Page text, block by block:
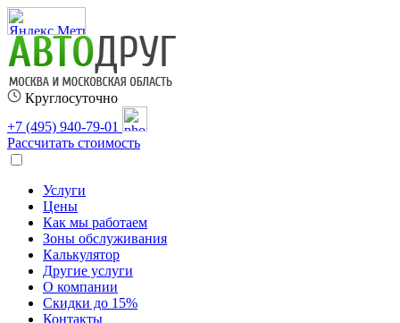
Круглосуточно
+7 (495) 940-79-01
Рассчитать стоимость
Услуги
Цены
Как мы работаем
Зоны обслуживания
Калькулятор
Другие услуги
О компании
Скидки до 15%
Контакты